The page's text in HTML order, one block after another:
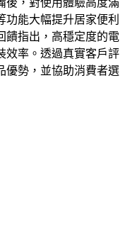
能大幅提升居家便利
饋指出，高穩定度的電
效率。透過真實客戶評
優勢，並協助消費者選